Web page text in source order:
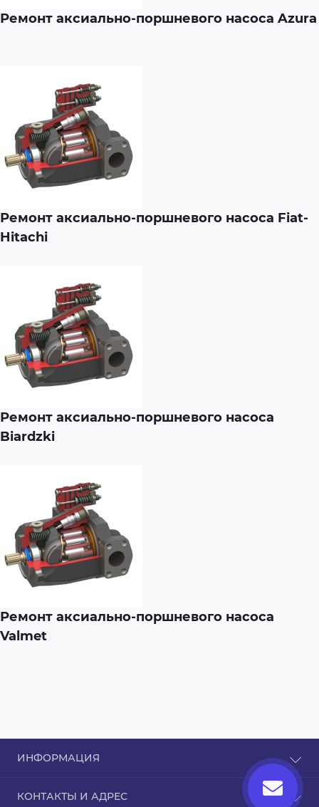
Ремонт аксиально-поршневого насоса Azura
Ремонт аксиально-поршневого насоса Fiat-
Hitachi
Ремонт аксиально-поршневого насоса
Biardzki
Ремонт аксиально-поршневого насоса
Valmet
ИНФОРМАЦИЯ
Информация о доставке
КОНТАКТЫ И АДРЕС